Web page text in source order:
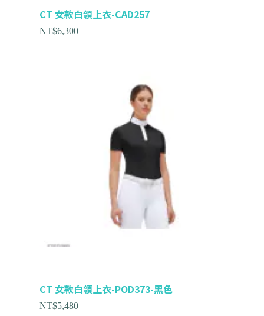
CT 女款白領上衣-CAD257
NT$6,300
CT 女款白領上衣-POD373-黑色
NT$5,480